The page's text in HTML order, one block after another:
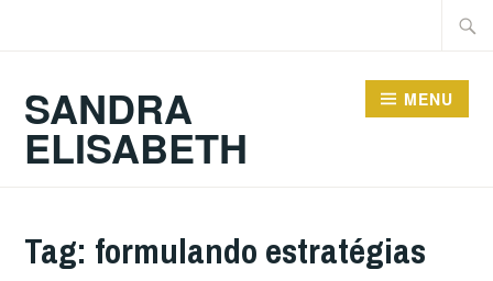
SANDRA
ELISABETH
MENU
Tag: formulando estratégias